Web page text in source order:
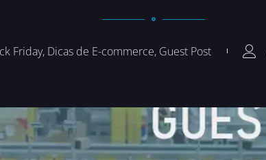
Friday, Dicas de E-commerce, Guest Post